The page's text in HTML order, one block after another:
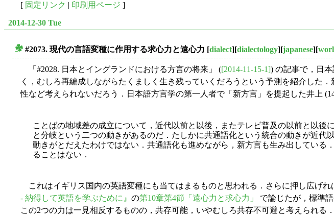
[ 固定リンク | 印刷用ページ ]
2014-12-30 Tue
#2073. 現代の言語変種に作用する求心力と遠心力 [dialect][dialectology][japanese][
「#2028. 日本とイングランドにおける方言の将来」 ([2014-11-15-1]) の記事で，日
く，むしろ再編成しながらたくましく生き残っていくだろうという予測を紹介した
性など考えられないだろう．日本語方言学の第一人者で「新方言」を提起した井上
ことばの地域差の成立について，近代以前と以後，またテレビ普及の以前と以
と分岐という二つの動きがあるのだ．たしかに共通語化という統合の動きが近
動きがとだえたわけではない．共通語化も進めながら，新方言も生み出してい
ることはない．
これはイギリス国内の英語変種にも当てはまるものと思われる．さらに押し広げ
- 納得して英語を学ぶために』 の第10章第4節「遠心力と求心力」
で論じたが，標準
この2つの力は一見相反するものの，共存可能，いやむしろ共存不可避と考えられ